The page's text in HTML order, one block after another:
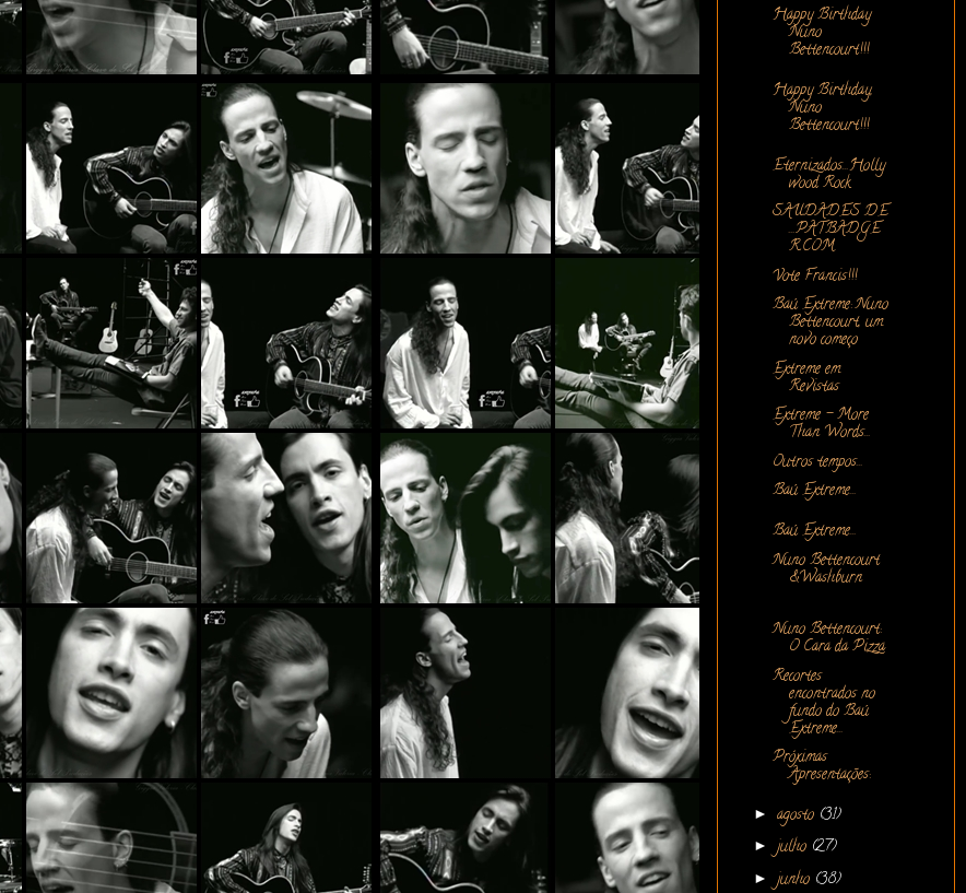
Happy Birthday
Nuno
Bettencourt!!!
Happy Birthday,
Nuno
Bettencourt!!!
Eternizados...Holly
wood Rock
SAUDADES DE
...PATBADGE
R.COM
Vote Francis!!!
Baú Extreme: Nuno
Bettencourt, um
novo começo
Extreme em
Revistas
Extreme - More
Than Words...
Outros tempos...
Baú Extreme...
Baú Extreme...
Nuno Bettencourt
&Washburn
Nuno Bettencourt:
O Cara da Pizza
Recortes
encontrados no
fundo do Baú
Extreme...
Próximas
Apresentações:
► agosto (31)
► julho (27)
► junho (38)